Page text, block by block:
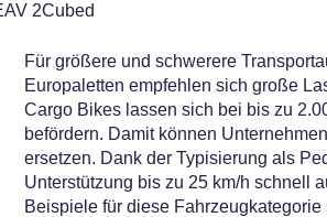
Für größere und schwerere
Europaletten empfehlen sich große
Cargo Bikes lassen sich bei bis zu
befördern. Damit können
ersetzen. Dank der Typisierung als
Unterstützung bis zu 25 km/h schnell
Beispiele für diese Fahrzeugkategorie